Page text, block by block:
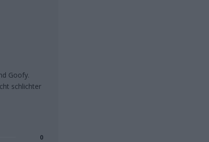
Goofy.
schlichter
0